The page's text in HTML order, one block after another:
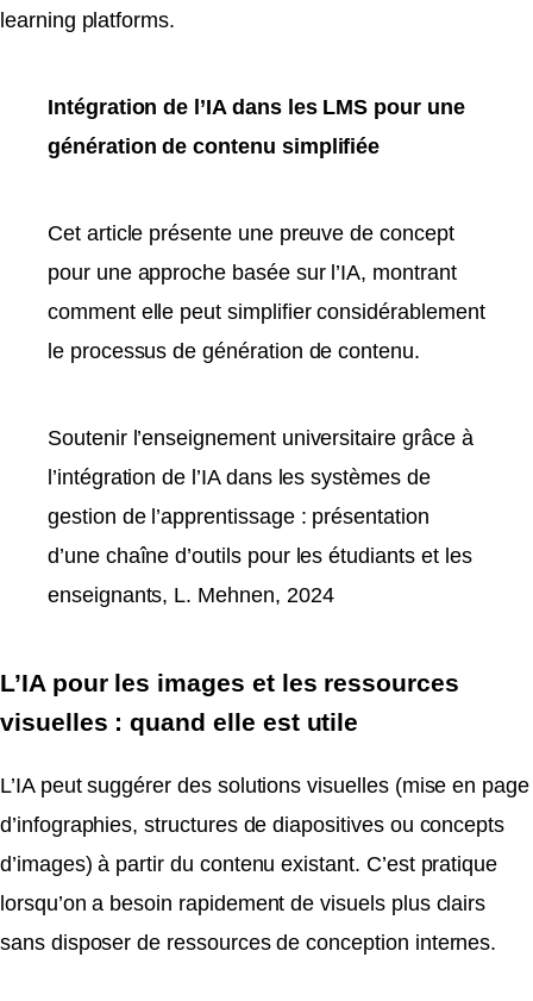
learning platforms.
Intégration de l’IA dans les LMS pour une
génération de contenu simplifiée
Cet article présente une preuve de concept
pour une approche basée sur l’IA, montrant
comment elle peut simplifier considérablement
le processus de génération de contenu.
Soutenir l’enseignement universitaire grâce à
l’intégration de l’IA dans les systèmes de
gestion de l’apprentissage : présentation
d’une chaîne d’outils pour les étudiants et les
enseignants, L. Mehnen, 2024
L’IA pour les images et les ressources
visuelles : quand elle est utile
L’IA peut suggérer des solutions visuelles (mise en page
d’infographies, structures de diapositives ou concepts
d’images) à partir du contenu existant. C’est pratique
lorsqu’on a besoin rapidement de visuels plus clairs
sans disposer de ressources de conception internes.